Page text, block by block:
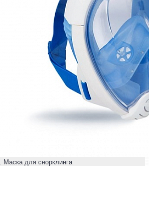
Маска для снорклинга